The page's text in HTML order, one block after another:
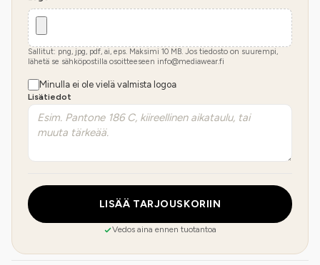
Sallitut: png, jpg, pdf, ai, eps. Maksimi 10 MB. Jos tiedosto on suurempi,
lähetä se sähköpostilla osoitteeseen info@mediawear.fi
Minulla ei ole vielä valmista logoa
Lisätiedot
LISÄÄ TARJOUSKORIIN
Vedos aina ennen tuotantoa